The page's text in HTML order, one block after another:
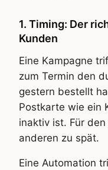
1. Timing: Der
Kunden
Eine Kampagne
zum Termin den
gestern bestellt
Postkarte wie ein
inaktiv ist. Für
anderen zu spät.
Eine Automation